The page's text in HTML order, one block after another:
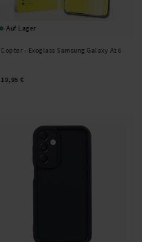
Auf Lager
Copter - Exoglass Samsung Galaxy A16
19,95 €